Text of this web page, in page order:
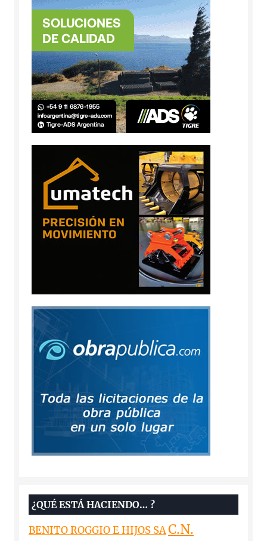
¿QUÉ ESTÁ HACIENDO… ?
BENITO ROGGIO E HIJOS SAC.N.